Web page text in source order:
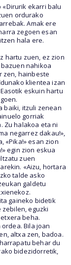
ekarri balu
ordurako
Amak ere
zegoen esan
hala ere.
hartu zuen, ez zion
nahikoa
zen, hainbeste
klientea izan
eskuin hartu
baiki, itzuli zenean
gorriak
Zu halakoa eta ni
negarrez dakau!»,
«Pika!» esan zion
egin zion eskua
zuen
«Aizu, hortara
talde asko
galdetu
gaineko bidetik
eguzki
beha.
Bila joan
altxa zen, badoa.
behar du
bidezidorretik,